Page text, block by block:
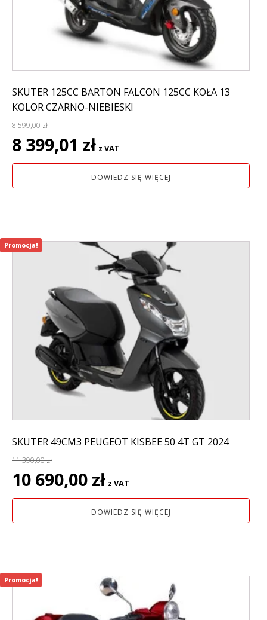
SKUTER 125CC BARTON FALCON 125CC KOŁA 13
KOLOR CZARNO-NIEBIESKI
8 599,00zł
Pierwotna
cena
wynosiła:
8 399,01 zł cena
wynosi:
8
z VAT
DOWIEDZ SIĘ WIĘCEJ
SKUTER 49CM3 PEUGEOT KISBEE 50 4T GT 2024
11 390,00zł
Pierwotna
cena
wynosiła:
10 690,00 zł cena
wynosi:
10
z VAT
DOWIEDZ SIĘ WIĘCEJ
Promocja!
Promocja!